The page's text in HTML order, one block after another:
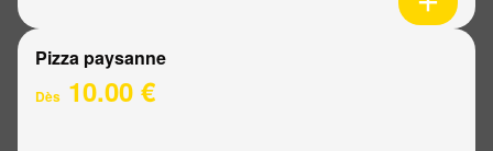
Pizza paysanne
Dès 10.00 €